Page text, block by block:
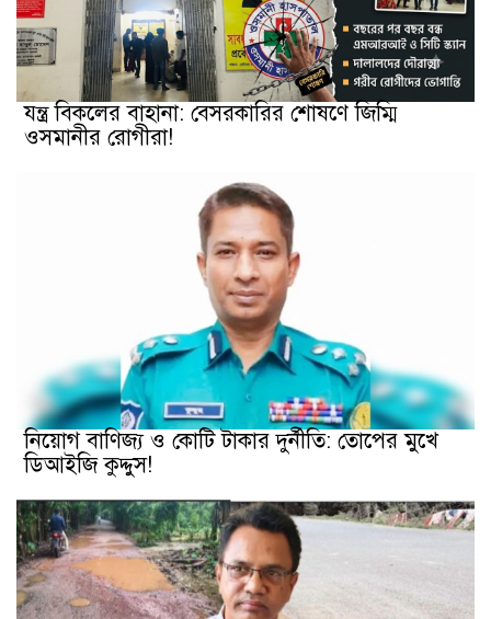
যন্ত্র বিকলের বাহানা: বেসরকারির শোষণে জিম্মি
ওসমানীর রোগীরা!
নিয়োগ বাণিজ্য ও কোটি টাকার দুর্নীতি: তোপের মুখে
ডিআইজি কুদ্দুস!